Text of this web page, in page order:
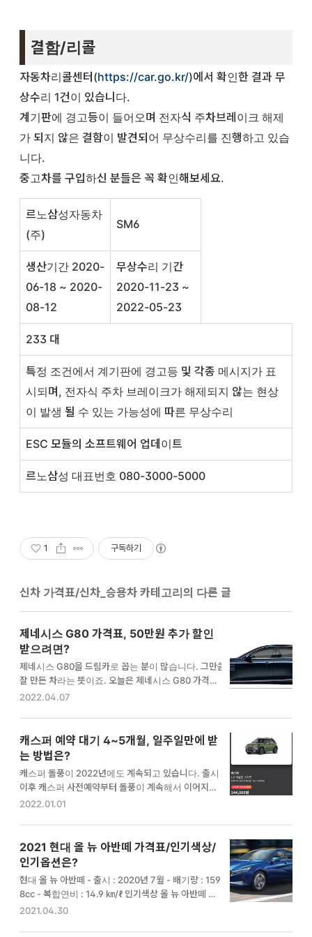
결함/리콜
자동차리콜센터(https://car.go.kr/)에서 확인한 결과 무
상수리 1건이 있습니다.
계기판에 경고등이 들어오며 전자식 주차브레이크 해제
가 되지 않은 결함이 발견되어 무상수리를 진행하고 있습
니다.
중고차를 구입하신 분들은 꼭 확인해보세요.
르노삼성자동차
(주)
SM6
생산기간 2020-
06-18 ~ 2020-
08-12
무상수리 기간
2020-11-23 ~
2022-05-23
233 대
특정 조건에서 계기판에 경고등 및 각종 메시지가 표
시되며, 전자식 주차 브레이크가 해제되지 않는 현상
이 발생 될 수 있는 가능성에 따른 무상수리
ESC 모듈의 소프트웨어 업데이트
르노삼성 대표번호 080-3000-5000
1 구독하기
신차 가격표/신차_승용차 카테고리의 다른 글
제네시스 G80 가격표, 50만원 추가 할인
받으려면?
제네시스 G80을 드림카로 꼽는 분이 많습니다. 그만큼
잘 만든 차라는 뜻이죠. 오늘은 제네시스 G80 가격표
와 50만원 할인 프로모션 정보를 같이 알려드릴게요.
습니다. 제네시스 G80 가격표 제네시스 라인업중 가장
인기 있는 모델을 꼽으라면 단연 G80이 아닐까 싶습니
다. 제네시스 G80 가격표를 보면 옵션과 가격이 합리
적이라 수입차를 고려했던 분들도 제네시스로 돌아선
다고 합니다. 최근에는 전기차 모델인 G80e도 출시되
어서 인기몰이를 하고 있죠. 1. G80 가솔린 2.5 터보 제
네시스에서 가장 많이 판매되는 모델이 바로 가솔린 2.
한 가격대…
2022.04.07
캐스퍼 예약 대기 4~5개월, 일주일만에 받
는 방법은?
캐스퍼 돌풍이 2022년에도 계속되고 있습니다. 출시
이후 캐스퍼 사전예약부터 돌풍이 계속해서 이어지고
있는데요. 여전히 차량을 받으려면 4~5개월은 기다려
은데, 5개월 기다리는 것은 너무 지루하죠? 캐스퍼 예
약 후 빠르게 받을 수 있는 방법에 대해 정리해봤습니
다. 캐스퍼의 인기 캐스퍼 출시 전 사전예약 건수가 기
억나시나요? 무려 19,000대에 이르는 예약건수인데
이는 그랜저 사전예약을 뛰어넘는 수치였습니다. 그만
큼 인기가 있다는 것이죠. 그런데 여전히 인기가 있어
생산량이 이를 따라오지 못하는 상황입니다. 2021년 1
2022.01.01
2021 현대 올 뉴 아반떼 가격표/인기색상/
인기옵션은?
현대 올 뉴 아반떼 - 출시 : 2020년 7월 - 배기량 : 159
8cc - 복합연비 : 14.9 ㎞/ℓ 인기색상 올 뉴 아반떼 CN
7 인기색상 1위 : 폴라 화이트 2위 : 아마존 그레이 메탈
2021.04.30